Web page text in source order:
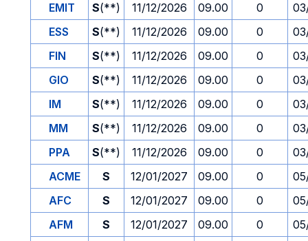
EMIT
S(**) 11/12/2026 09.00 0
ESS
S(**) 11/12/2026 09.00 0
FIN
S(**) 11/12/2026 09.00 0
GIO
S(**) 11/12/2026 09.00 0
IM
S(**) 11/12/2026 09.00 0
MM
S(**) 11/12/2026 09.00 0
PPA
S(**) 11/12/2026 09.00 0
ACME
S 12/01/2027 09.00 0
AFC
S 12/01/2027 09.00 0
AFM
S 12/01/2027 09.00 0